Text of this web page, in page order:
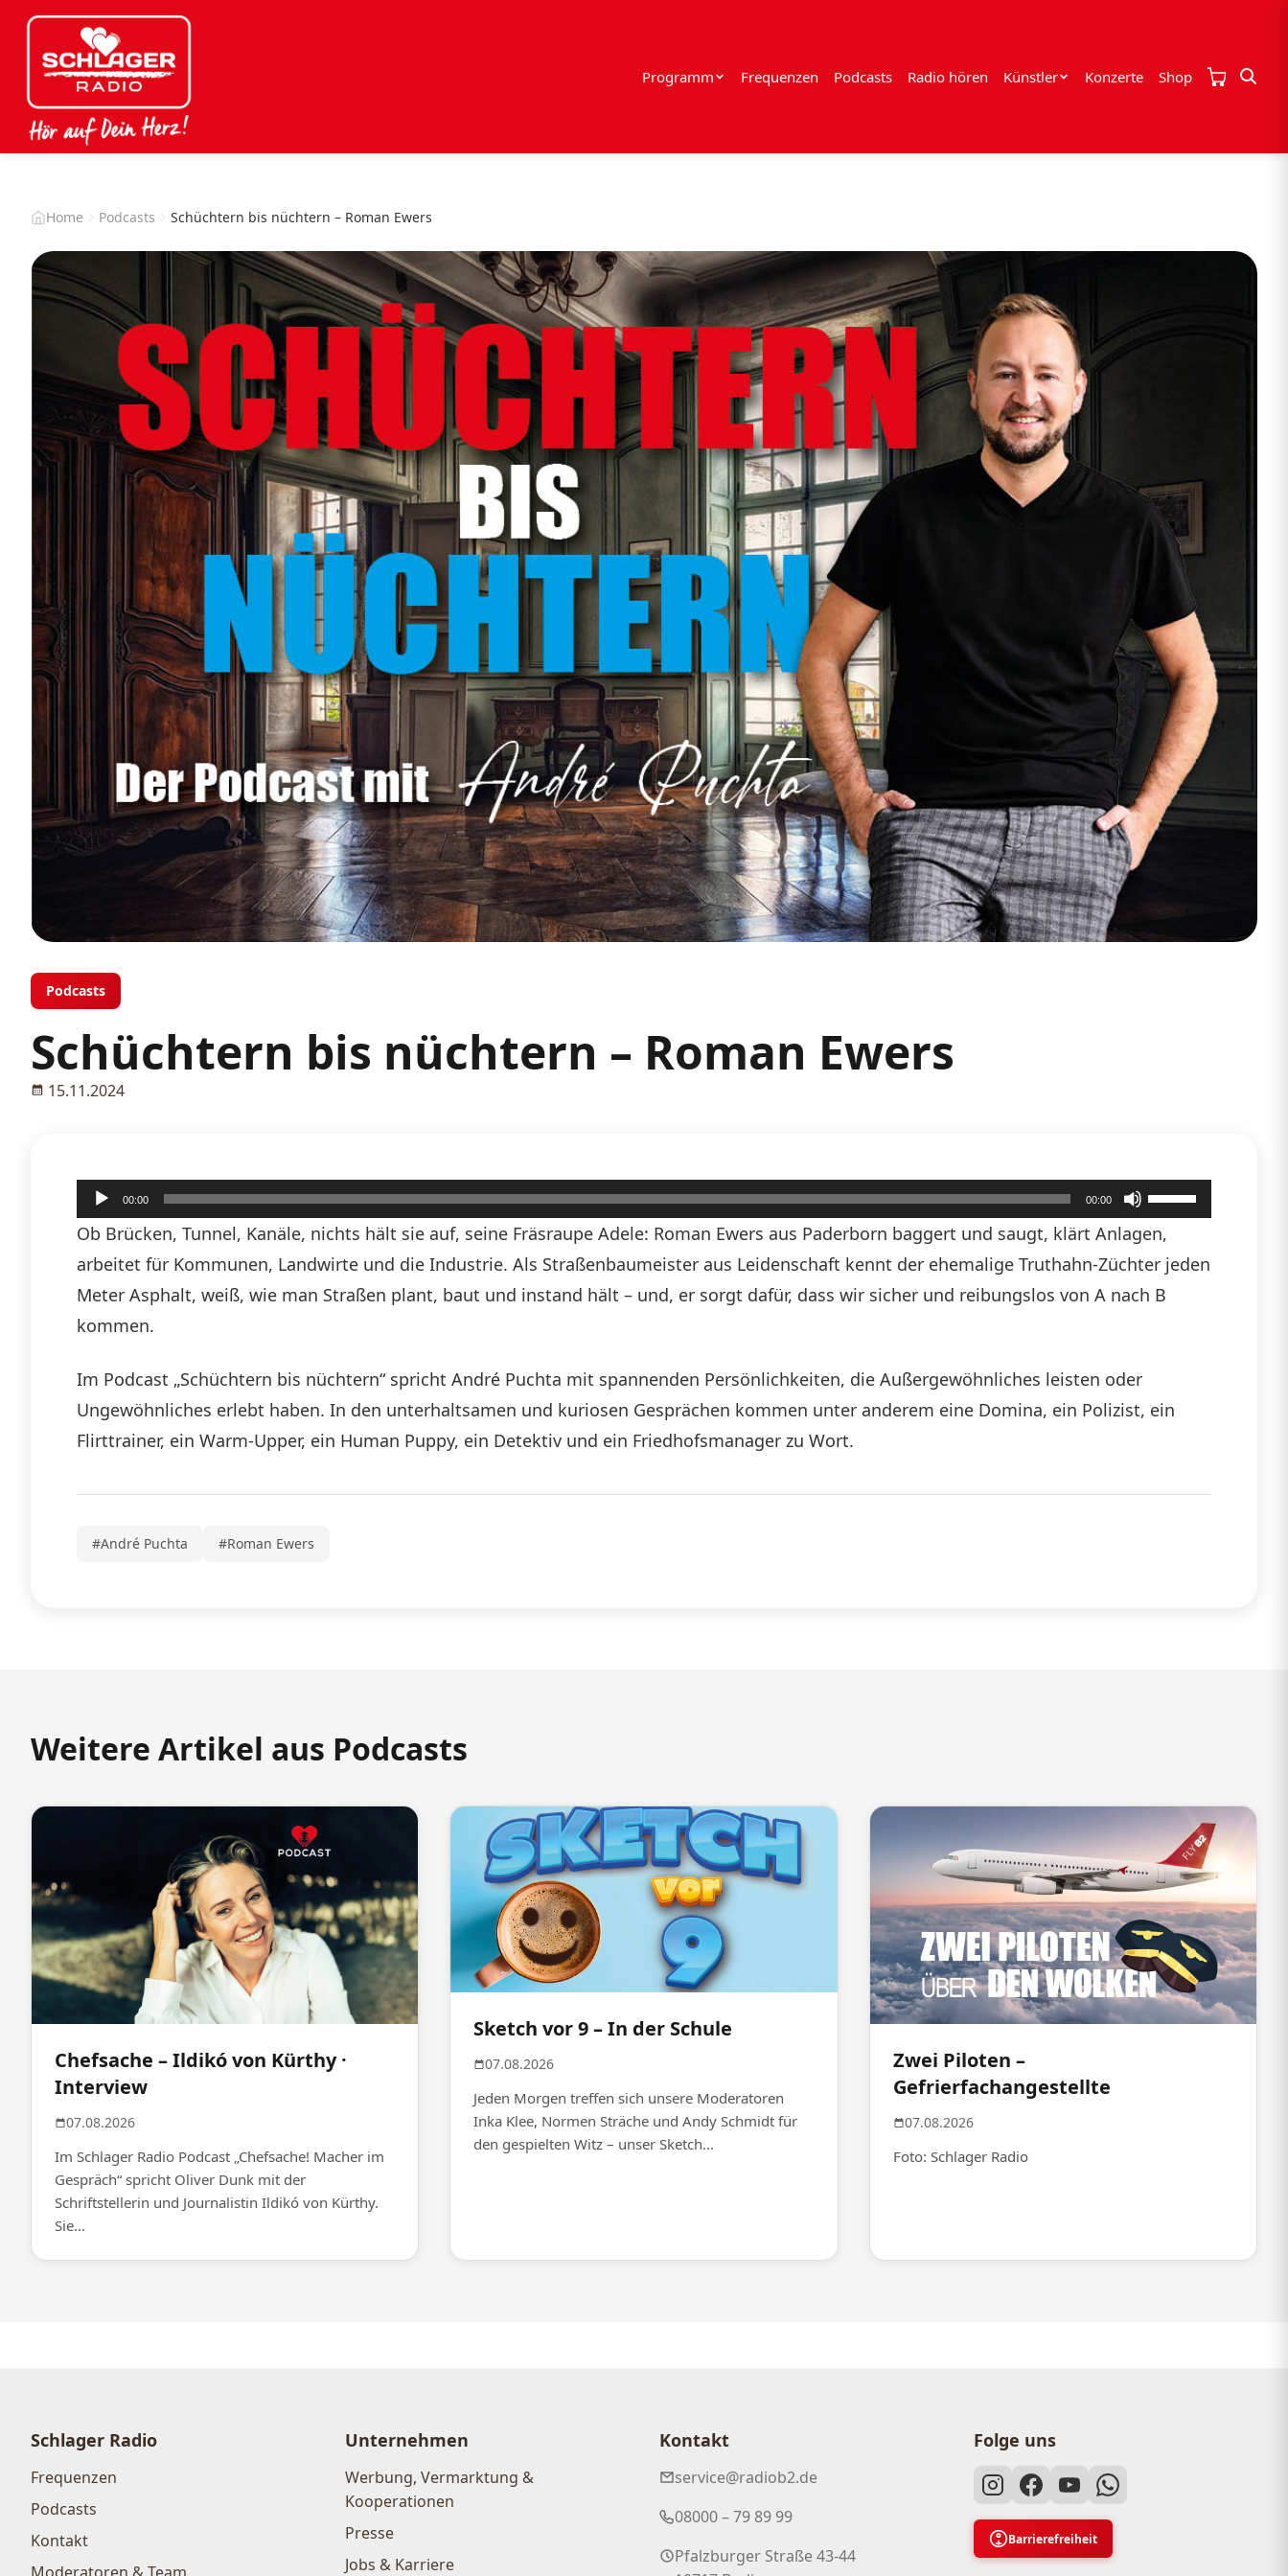
Programm Frequenzen Podcasts Radio hören Künstler Konzerte Shop
Home Podcasts Schüchtern bis nüchtern – Roman Ewers
Podcasts
Schüchtern bis nüchtern – Roman Ewers
15.11.2024
Audio-
Player
00:00 00:00
Pfeiltasten
benutzen,
um
regeln.
Ob Brücken, Tunnel, Kanäle, nichts hält sie auf, seine Fräsraupe Adele: Roman Ewers aus Paderborn baggert und saugt, klärt Anlagen,
arbeitet für Kommunen, Landwirte und die Industrie. Als Straßenbaumeister aus Leidenschaft kennt der ehemalige Truthahn-Züchter jeden
Meter Asphalt, weiß, wie man Straßen plant, baut und instand hält – und, er sorgt dafür, dass wir sicher und reibungslos von A nach B
kommen.
Im Podcast „Schüchtern bis nüchtern“ spricht André Puchta mit spannenden Persönlichkeiten, die Außergewöhnliches leisten oder
Ungewöhnliches erlebt haben. In den unterhaltsamen und kuriosen Gesprächen kommen unter anderem eine Domina, ein Polizist, ein
Flirttrainer, ein Warm-Upper, ein Human Puppy, ein Detektiv und ein Friedhofsmanager zu Wort.
#André Puchta #Roman Ewers
Weitere Artikel aus Podcasts
Chefsache – Ildikó von Kürthy ·
Interview
07.08.2026
Im Schlager Radio Podcast „Chefsache! Macher im
Gespräch“ spricht Oliver Dunk mit der
Schriftstellerin und Journalistin Ildikó von Kürthy.
Sie...
Sketch vor 9 – In der Schule
07.08.2026
Jeden Morgen treffen sich unsere Moderatoren
Inka Klee, Normen Sträche und Andy Schmidt für
den gespielten Witz – unser Sketch...
Zwei Piloten –
Gefrierfachangestellte
07.08.2026
Foto: Schlager Radio
Schlager Radio
Frequenzen
Podcasts
Kontakt
Unternehmen
Werbung, Vermarktung &
Kooperationen
Presse
Jobs & Karriere
Kontakt
service@radiob2.de
08000 – 79 89 99
Pfalzburger Straße 43-44
Folge uns
Barrierefreiheit